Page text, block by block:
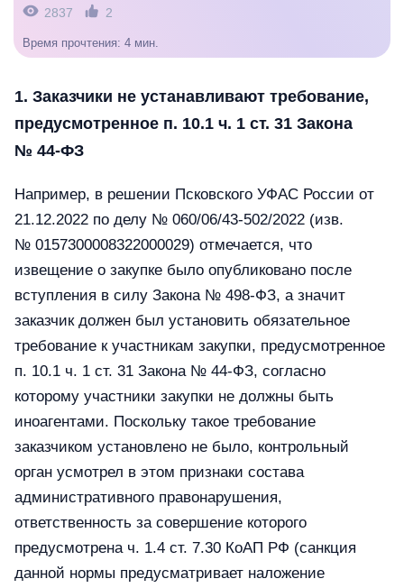
2837 2
Время прочтения: 4 мин.
1. Заказчики не устанавливают требование,
предусмотренное п. 10.1 ч. 1 ст. 31 Закона
№ 44-ФЗ
Например, в решении Псковского УФАС России от
21.12.2022 по делу № 060/06/43-502/2022 (изв.
№ 0157300008322000029) отмечается, что
извещение о закупке было опубликовано после
вступления в силу Закона № 498-ФЗ, а значит
заказчик должен был установить обязательное
требование к участникам закупки, предусмотренное
п. 10.1 ч. 1 ст. 31 Закона № 44-ФЗ, согласно
которому участники закупки не должны быть
иноагентами. Поскольку такое требование
заказчиком установлено не было, контрольный
орган усмотрел в этом признаки состава
административного правонарушения,
ответственность за совершение которого
предусмотрена ч. 1.4 ст. 7.30 КоАП РФ (санкция
данной нормы предусматривает наложение